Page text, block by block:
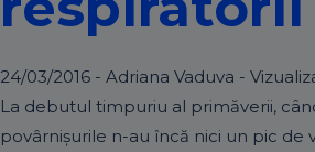
24/03/2016 - Adriana Vaduva -
La debutul timpuriu al primăverii,
povârnișurile n-au încă nici un pic de